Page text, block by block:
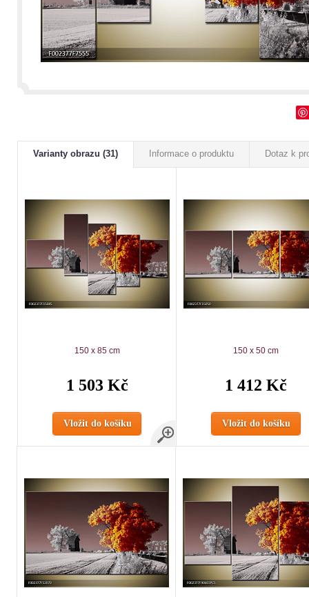
Varianty obrazu (31) Informace o produktu Dotaz k
150 x 85 cm
1 503 Kč
Vložit do košíku
150 x 50 cm
1 412 Kč
Vložit do košíku